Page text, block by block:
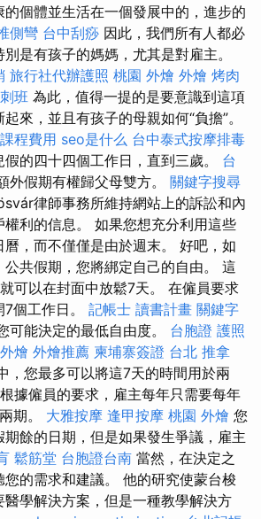
個體並生活在一個發展中的，進步的
側彎 台中刮痧 因此，我們所有人都必
是有孩子的媽媽，尤其是對雇主。
旅行社代辦護照 桃園 外燴 外燴 烤肉
班 為此，值得一提的是要意識到這項
來，並且有孩子的母親如何“負擔”。
程費用 seo是什么 台中泰式按摩排毒
的四十四個工作日，直到三歲。 台
外假期有權歸父母雙方。 關鍵字搜尋
律師事務所維持網站上的訴訟和內
利的信息。 如果您想充分利用這些
，而不僅僅是由於週末。 好吧，如
共假期，您將綁定自己的自由。 這
可以在封面中放鬆7天。 在僱員要求
個工作日。 記帳士 讀書計畫 關鍵字
可能決定的最低自由度。 台胞證 護照
燴 外燴推薦 柬埔寨簽證 台北 推拿
，您最多可以將這7天的時間用於兩
根據僱員的要求，雇主每年只需要每年
期。 大雅按摩 逢甲按摩 桃園 外燴 您
餘的日期，但是如果發生爭議，雇主
鬆筋堂 台胞證台南 當然，在決定之
的需求和建議。 他的研究使蒙台梭
學解決方案，但是一種教學解決方